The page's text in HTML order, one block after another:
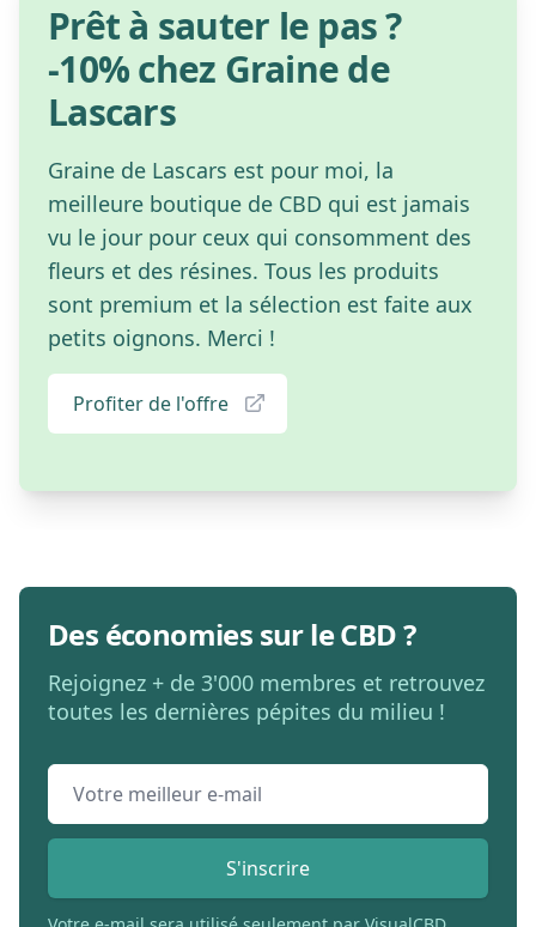
Prêt à sauter le pas ?
-10% chez Graine de
Lascars
Graine de Lascars est pour moi, la
meilleure boutique de CBD qui est jamais
vu le jour pour ceux qui consomment des
fleurs et des résines. Tous les produits
sont premium et la sélection est faite aux
petits oignons. Merci !
Profiter de l'offre
Des économies sur le CBD ?
Rejoignez + de 3'000 membres et retrouvez
toutes les dernières pépites du milieu !
Email address
S'inscrire